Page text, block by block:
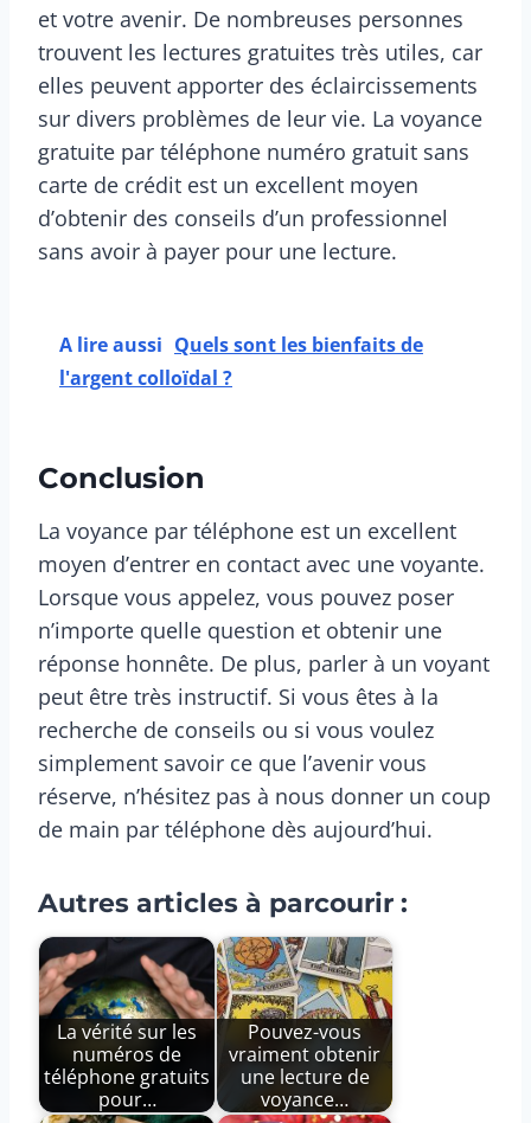
et votre avenir. De nombreuses personnes
trouvent les lectures gratuites très utiles, car
elles peuvent apporter des éclaircissements
sur divers problèmes de leur vie. La voyance
gratuite par téléphone numéro gratuit sans
carte de crédit est un excellent moyen
d’obtenir des conseils d’un professionnel
sans avoir à payer pour une lecture.
A lire aussi Quels sont les bienfaits de
l'argent colloïdal ?
Conclusion
La voyance par téléphone est un excellent
moyen d’entrer en contact avec une voyante.
Lorsque vous appelez, vous pouvez poser
n’importe quelle question et obtenir une
réponse honnête. De plus, parler à un voyant
peut être très instructif. Si vous êtes à la
recherche de conseils ou si vous voulez
simplement savoir ce que l’avenir vous
réserve, n’hésitez pas à nous donner un coup
de main par téléphone dès aujourd’hui.
Autres articles à parcourir :
La vérité sur les
numéros de
téléphone gratuits
pour…
Pouvez-vous
vraiment obtenir
une lecture de
voyance…